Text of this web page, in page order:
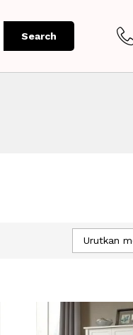
Search
Urutkan